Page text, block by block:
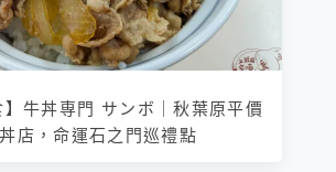
】牛丼専門 サンボ｜秋葉原平價
店，命運石之門巡禮點